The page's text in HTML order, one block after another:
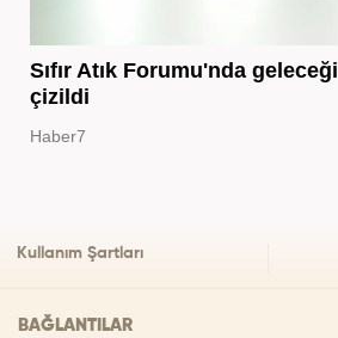
Sıfır Atık Forumu'nda
çizildi
Haber7
Kullanım Şartları
BAĞLANTILAR